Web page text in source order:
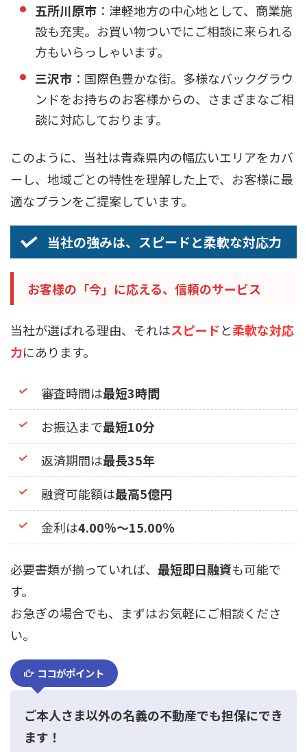
五所川原市 ：津軽地方の中心地として、商業施
設も充実。お買い物ついでにご相談に来られる
方もいらっしゃいます。
三沢市 ：国際色豊かな街。多様なバックグラウ
ンドをお持ちのお客様からの、さまざまなご相
談に対応しております。
このように、当社は青森県内の幅広いエリアをカバ
ーし、地域ごとの特性を理解した上で、お客様に最
適なプランをご提案しています。
当社の強みは、スピードと柔軟な対応力
お客様の「今」に応える、信頼のサービス
当社が選ばれる理由、それはスピードと柔軟な対応
力にあります。
審査時間は最短3時間
お振込まで最短10分
返済期間は最長35年
融資可能額は最高5億円
金利は4.00％～15.00％
必要書類が揃っていれば、 最短即日融資も可能で
す。
お急ぎの場合でも、まずはお気軽にご相談くださ
い。
ココがポイント
ご本人さま以外の名義の不動産でも担保にでき
ます！